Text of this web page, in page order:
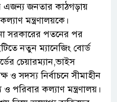
এজন্য জনতার কাঠগড়ায়
মন্ত্রণালয়কে।
সরকারের পতনের পর
নতুন ম্যানেজিং বোর্ড
চেয়ারম্যান,ভাইস
ও সদস্য নির্বাচনে সীমাহীন
ও পরিবার কল্যাণ মন্ত্রণালয়।